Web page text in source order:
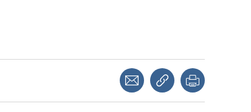
Dela via mejlKopiera länk